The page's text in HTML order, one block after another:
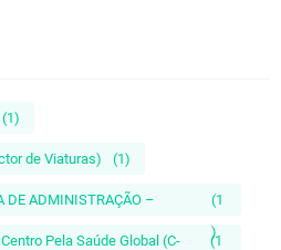
(1)
de Viaturas) (1)
DE ADMINISTRAÇÃO –
(1
)
Pela Saúde Global (C-
(1